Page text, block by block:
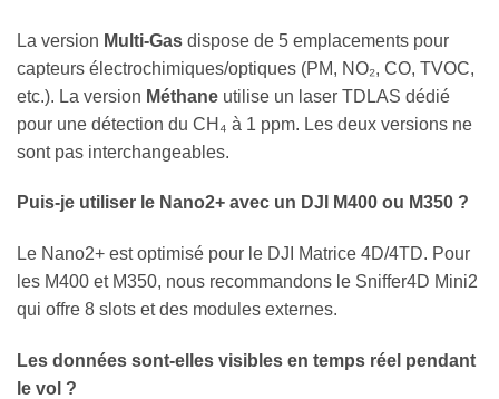
La version Multi-Gas dispose de 5 emplacements pour
capteurs électrochimiques/optiques (PM, NO₂, CO, TVOC,
etc.). La version Méthane utilise un laser TDLAS dédié
pour une détection du CH₄ à 1 ppm. Les deux versions ne
sont pas interchangeables.
Puis-je utiliser le Nano2+ avec un DJI M400 ou M350 ?
Le Nano2+ est optimisé pour le DJI Matrice 4D/4TD. Pour
les M400 et M350, nous recommandons le Sniffer4D Mini2
qui offre 8 slots et des modules externes.
Les données sont-elles visibles en temps réel pendant
le vol ?